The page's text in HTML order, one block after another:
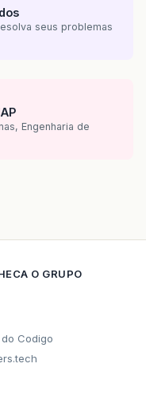
seus problemas
Engenharia de
O GRUPO
Codigo